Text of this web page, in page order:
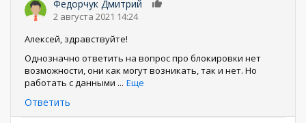
Федорчук Дмитрий
2 августа 2021 14:24
Алексей, здравствуйте!
Однозначно ответить на вопрос про блокировки нет
возможности, они как могут возникать, так и нет. Но
работать с данными ... Еще
Ответить